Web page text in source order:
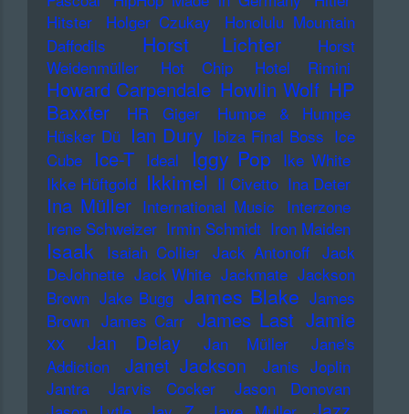
Hitster
Holger Czukay
Honolulu Mountain
Daffodils
Horst Lichter
Horst
Weidenmüller
Hot Chip Hotel Rimini
Howard Carpendale Howlin Wolf HP
Baxxter
HR Giger
Humpe & Humpe
Hüsker Dü Ian Dury Ibiza Final Boss Ice
Cube
Ice-T Ideal Iggy Pop Ike White
Ikke Hüftgold Ikkimel Il Civetto Ina Deter
Ina Müller International Music Interzone
Irene Schweizer Irmin Schmidt Iron Maiden
Isaak Isaiah Collier Jack Antonoff Jack
DeJohnette Jack White Jackmate Jackson
Brown Jake Bugg James Blake James
Brown James Carr James Last Jamie
xx
Jan Delay Jan Müller
Jane's
Addiction
Janet Jackson
Janis Joplin
Jantra
Jarvis Cocker
Jason Donovan